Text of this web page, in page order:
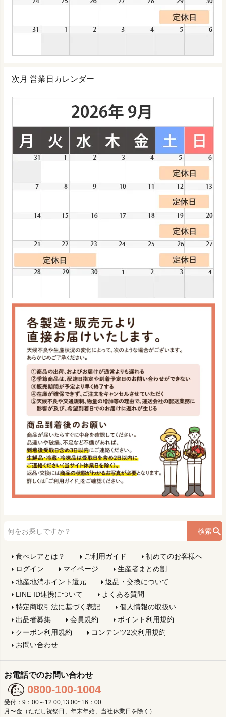
次月 営業日カレンダー
検索
食べレアとは？ ご利用ガイド
初めてのお客様へ
ログイン
マイページ
生産者まとめ割
地産地消ポイント還元
返品・交換について
LINE ID連携について
よくある質問
特定商取引法に基づく表記
個人情報の取扱い
出品者募集
会員規約
ポイント利用規約
クーポン利用規約
コンテンツ2次利用規約
お問い合わせ
お電話でのお問い合わせ
0800-100-1004
受付：9：00～12:00,13:00~16：00
月〜金（ただし祝祭日、年末年始、当社休業日を除く）